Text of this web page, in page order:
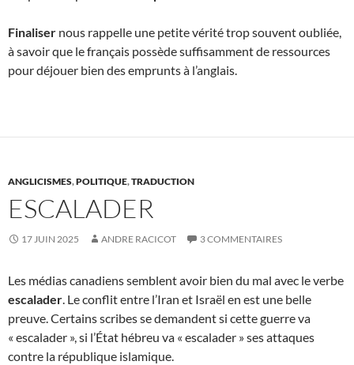
Finaliser nous rappelle une petite vérité trop souvent oubliée,
à savoir que le français possède suffisamment de ressources
pour déjouer bien des emprunts à l’anglais.
ANGLICISMES,POLITIQUE,TRADUCTION
ESCALADER
17 JUIN 2025 ANDRE RACICOT 3 COMMENTAIRES
Les médias canadiens semblent avoir bien du mal avec le verbe
escalader. Le conflit entre l’Iran et Israël en est une belle
preuve. Certains scribes se demandent si cette guerre va
« escalader », si l’État hébreu va « escalader » ses attaques
contre la république islamique.